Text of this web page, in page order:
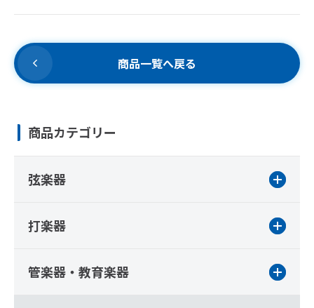
商品一覧へ戻る
商品カテゴリー
弦楽器
打楽器
管楽器・教育楽器